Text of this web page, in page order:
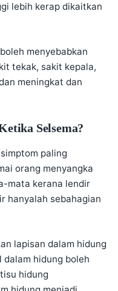
lebih kerap dikaitkan
menyebabkan
tekak, sakit kepala,
meningkat dan
Selsema?
paling
orang menyangka
mata kerana lendir
hanyalah sebahagian
lapisan dalam hidung
dalam hidung boleh
hidung